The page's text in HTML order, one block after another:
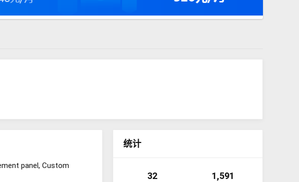
panel, Custom
统计
32 1,591